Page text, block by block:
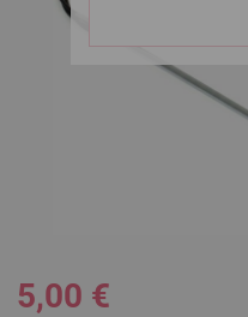
5,00 €